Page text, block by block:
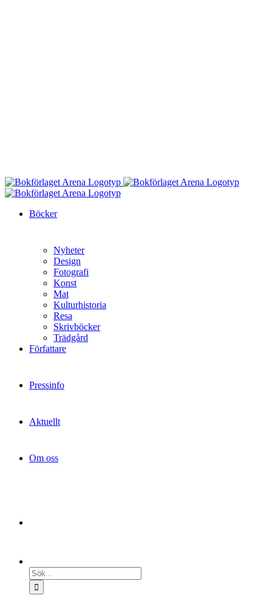
Böcker
Nyheter
Design
Fotografi
Konst
Mat
Kulturhistoria
Resa
Skrivböcker
Trädgård
Författare
Pressinfo
Aktuellt
Om oss
Sök
efter: